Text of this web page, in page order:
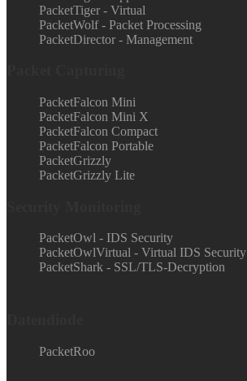
PacketTiger - Virtual
PacketWolf - Packet Processing
PacketDirector - Management
PacketFalcon Mini
PacketFalcon Mini X
PacketFalcon Compact
PacketFalcon Portable
PacketGrizzly
PacketGrizzly Lite
PacketOwl - IDS Security
PacketOwlVirtual - Virtual IDS Security
PacketShark - SSL/TLS-Decryption
PacketRoo